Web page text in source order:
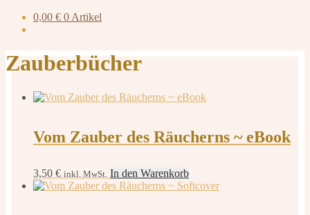
0,00 € 0 Artikel
Zauberbücher
Vom Zauber des Räucherns ~ eBook
3,50 € inkl. MwSt. In den Warenkorb